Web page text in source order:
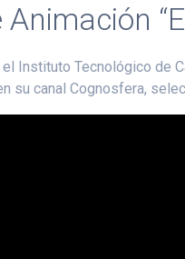
Animación
Instituto Tecnológico de
su canal Cognosfera,